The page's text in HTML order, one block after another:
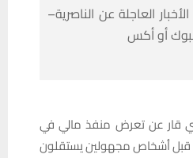
العاجلة عن الناصرية–
أو أكس
عن تعرض منفذ مالي في
قبل أشخاص مجهولين يستقلون